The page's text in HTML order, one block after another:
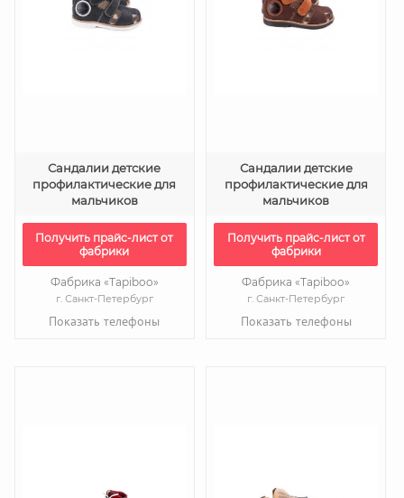
Сандалии детские
профилактические для
мальчиков
Получить прайс-лист от
фабрики
Фабрика «Tapiboo»
г. Санкт-Петербург
Показать телефоны
Сандалии детские
профилактические для
мальчиков
Получить прайс-лист от
фабрики
Фабрика «Tapiboo»
г. Санкт-Петербург
Показать телефоны